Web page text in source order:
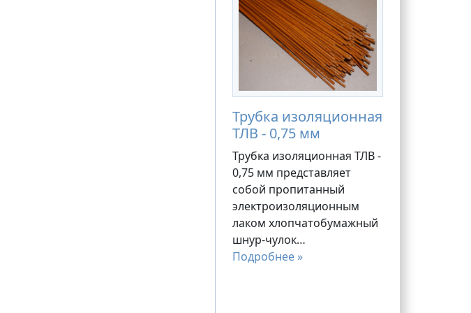
Трубка изоляционная
ТЛВ - 0,75 мм
Трубка изоляционная ТЛВ -
0,75 мм представляет
собой пропитанный
электроизоляционным
лаком хлопчатобумажный
шнур-чулок…
Подробнее »